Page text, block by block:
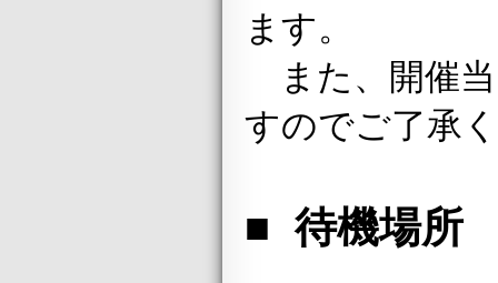
ます。
また、開催当
すのでご了承
■ 待機場所